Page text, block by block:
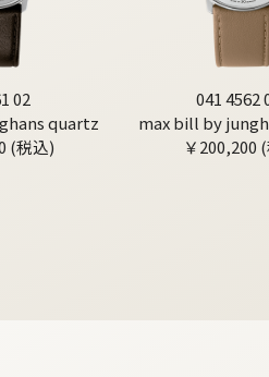
02
quartz
(税込)
041 4562
max bill by
￥200,200